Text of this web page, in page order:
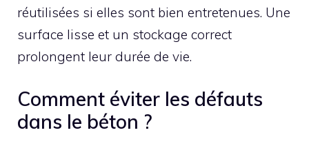
réutilisées si elles sont bien entretenues. Une
surface lisse et un stockage correct
prolongent leur durée de vie.
Comment éviter les défauts
dans le béton ?